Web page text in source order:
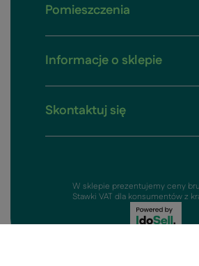
Pomieszczenia
Informacje o sklepie
Skontaktuj się
W sklepie prezentujemy ceny
Stawki VAT dla konsumentów z